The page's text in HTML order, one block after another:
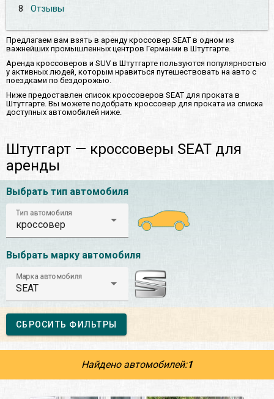
8
Отзывы
Предлагаем вам взять в аренду кроссовер SEAT в одном из
важнейших промышленных центров Германии в Штутгарте.
Аренда кроссоверов и SUV в Штутгарте пользуются популярностью
у активных людей, которым нравиться путешествовать на авто с
поездками по бездорожью.
Ниже предоставлен список кроссоверов SEAT для проката в
Штутгарте. Вы можете подобрать кроссовер для проката из списка
доступных автомобилей ниже.
Штутгарт — кроссоверы SEAT для
аренды
Выбрать тип автомобиля
Тип автомобиля
кроссовер
Выбрать марку автомобиля
Марка автомобиля
SEAT
СБРОСИТЬ ФИЛЬТРЫ
Найдено автомобилей:1